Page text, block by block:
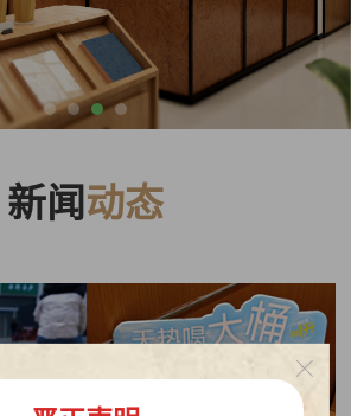
新闻 动态